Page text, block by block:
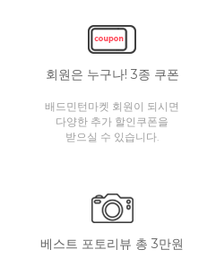
회원은 누구나! 3종 쿠폰
배드민턴마켓 회원이 되시면
다양한 추가 할인쿠폰을
받으실 수 있습니다.
베스트 포토리뷰 총 3만원